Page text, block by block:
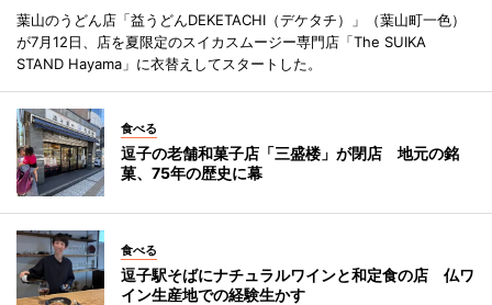
葉山のうどん店「益うどんDEKETACHI（デケタチ）」（葉山町一色）
が7月12日、店を夏限定のスイカスムージー専門店「The SUIKA
STAND Hayama」に衣替えしてスタートした。
食べる
逗子の老舗和菓子店「三盛楼」が閉店 地元の銘
菓、75年の歴史に幕
食べる
逗子駅そばにナチュラルワインと和定食の店 仏ワ
イン生産地での経験生かす